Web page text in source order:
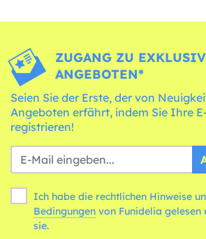
ZUGANG ZU
ANGEBOTEN*
Seien Sie der Erste, der von
Angeboten erfährt, indem Sie Ihre
registrieren!
Ich habe die rechtlichen Hinweise
Bedingungen
sie.